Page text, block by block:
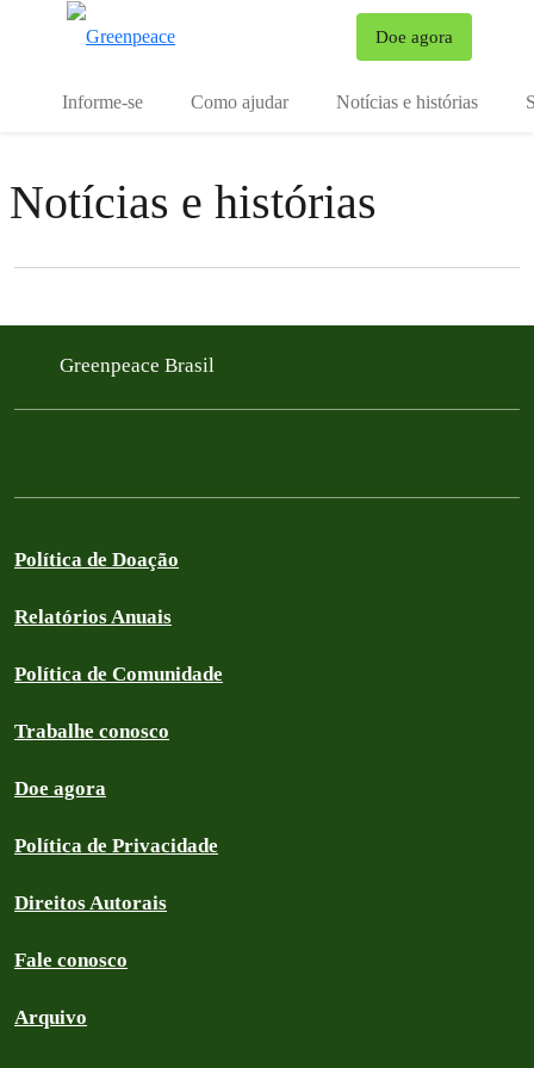
Doe agora
Informe-se Como ajudar Notícias e histórias
Notícias e histórias
Filter posts
Greenpeace Brasil
Política de Doação
Relatórios Anuais
Política de Comunidade
Trabalhe conosco
Doe agora
Política de Privacidade
Direitos Autorais
Fale conosco
Arquivo